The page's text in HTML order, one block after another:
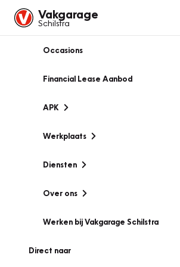
Vakgarage
Schilstra
Occasions
Financial Lease Aanbod
APK
Werkplaats
Diensten
Over ons
Werken bij Vakgarage Schilstra
Direct naar